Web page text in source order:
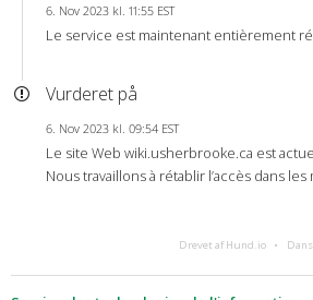
6. Nov 2023 kl. 11:55 EST
Le service est maintenant entièrement
Vurderet på
6. Nov 2023 kl. 09:54 EST
Le site Web wiki.usherbrooke.ca est
Nous travaillons à rétablir l’accès dans
Drevet af Hund.io